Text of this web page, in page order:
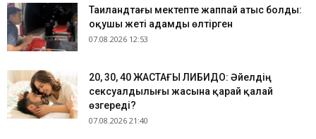
Таиландтағы мектепте жаппай атыс болды:
оқушы жеті адамды өлтірген
07.08.2026 12:53
​20, 30, 40 ЖАСТАҒЫ ЛИБИДО: Әйелдің
сексуалдылығы жасына қарай қалай
өзгереді?
07.08.2026 21:40